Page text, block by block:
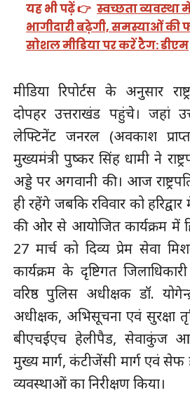
यह भी पढ़ें 👉 स्वच्छता व्यवस्था
भागीदारी बढ़ेगी, समस्याओं
सोशल मीडिया पर करें टैग: डीएम
मीडिया रिपोर्टस के अनुसार
दोपहर उत्तराखंड पहुंचे। जहां
लेफ्टिनेंट जनरल (अवकाश
मुख्यमंत्री पुष्कर सिंह धामी ने
अड्डे पर अगवानी की। आज
ही रहेंगे जबकि रविवार को
की ओर से आयोजित कार्यक्रम में
27 मार्च को दिव्य प्रेम सेवा
कार्यक्रम के दृष्टिगत
वरिष्ठ पुलिस अधीक्षक डॉ.
अधीक्षक, अभिसूचना एवं सुरक्षा
बीएचईएच हेलीपैड, सेवाकुंज
मुख्य मार्ग, कंटीजेंसी मार्ग एवं सेफ
व्यवस्थाओं का निरीक्षण किया।